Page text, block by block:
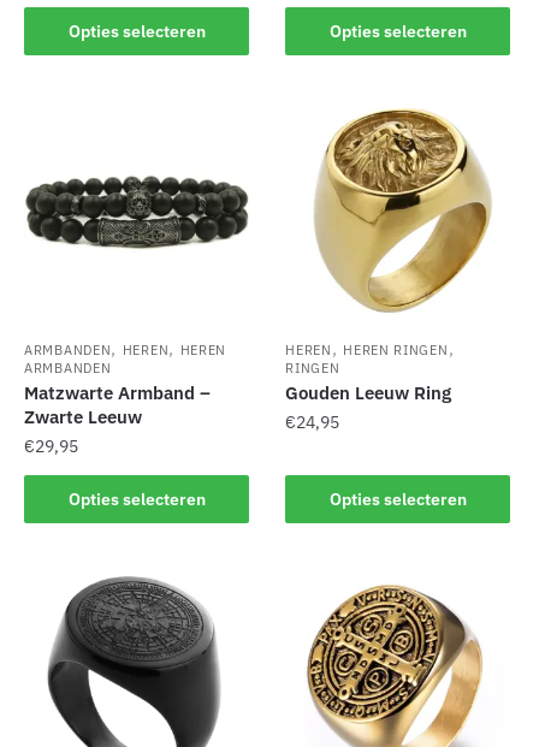
Opties selecteren
product
optie
kan
de
productpagina
Opties selecteren
product
heeft
variaties.
optie
kan
gekozen
worden
productpagina
ARMBANDEN, HEREN, HEREN
ARMBANDEN
Matzwarte Armband –
Zwarte Leeuw
€29,95
Opties selecteren
product
meerdere
variaties.
Deze
optie
kan
gekozen
HEREN , HEREN RINGEN ,
RINGEN
Gouden Leeuw Ring
€24,95
Opties selecteren
product
heeft
optie
kan
gekozen
worden